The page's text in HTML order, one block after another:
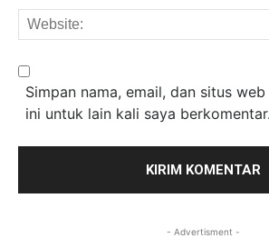
Simpan nama, email, dan situs
ini untuk lain kali saya berkomentar.
- Advertisment -